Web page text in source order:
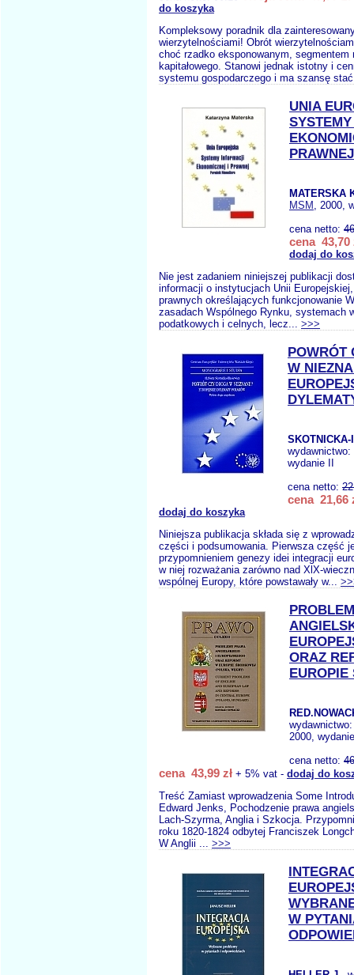
do koszyka
Kompleksowy poradnik dla
wierzytelnościami! Obrót
choć rzadko eksponowanym, segmentem
kapitałowego. Stanowi jednak istotny i
systemu gospodarczego i ma szansę
UNIA
PRAWNEJ
MATERSKA
MSM , 2000,
cena netto:
cena 43,70
dodaj do
Nie jest zadaniem niniejszej publikacji
informacji o instytucjach Unii
prawnych określających funkcjonowanie
zasadach Wspólnego Rynku, systemach
podatkowych i celnych, lecz... >>>
POWRÓT
W
wydawnictwo:
wydanie II
cena netto:
cena 21,66
dodaj do koszyka
Niniejsza publikacja składa się z
części i podsumowania. Pierwsza część
przypomnieniem genezy idei integracji
w niej rozważania zarówno nad XlX-
wspólnej Europy, które powstawały w...
ORAZ
EUROPIE
2000,
cena netto:
cena 43,99 zł + 5% vat - dodaj do
Treść Zamiast wprowadzenia Some
Edward Jenks, Pochodzenie prawa
Lach-Szyrma, Anglia i Szkocja.
roku 1820-1824 odbytej Franciszek
W Anglii ... >>>
W